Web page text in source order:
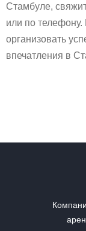
Стамбуле,
или по
организовать
впечатления в